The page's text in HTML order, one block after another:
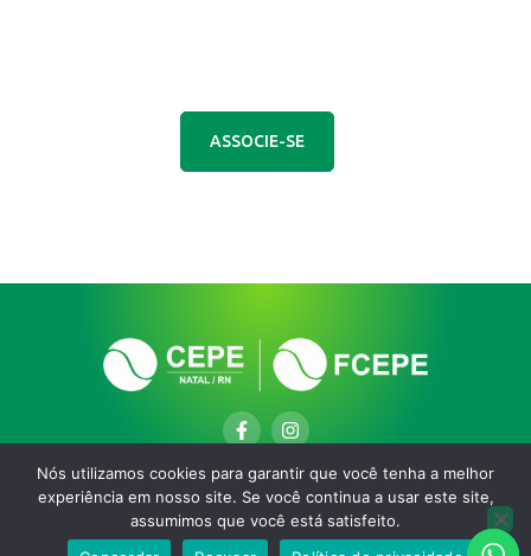
ASSOCIE-SE
Copyright © 2025. Desenvolvido por Rodrigo Gonçalves
Nós utilizamos cookies para garantir que você tenha a melhor
experiência em nosso site. Se você continua a usar este site,
assumimos que você está satisfeito.